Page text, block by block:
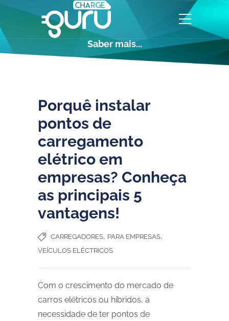
Saber mais...
Porquê instalar
pontos de
carregamento
elétrico em
empresas? Conheça
as principais 5
vantagens!
CARREGADORES, PARA EMPRESAS,
VEÍCULOS ELÉCTRICOS
Com o crescimento do mercado de
carros elétricos ou híbridos, a
necessidade de ter pontos de